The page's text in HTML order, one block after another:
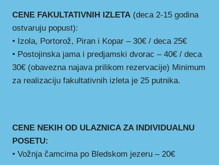
CENE FAKULTATIVNIH IZLETA (deca 2-15 godina
ostvaruju popust):
• Izola, Portorož, Piran i Kopar – 30€ / deca 25€
• Postojinska jama i predjamski dvorac – 40€ / deca
30€ (obavezna najava prilikom rezervacije) Minimum
za realizaciju fakultativnih izleta je 25 putnika.
CENE NEKIH OD ULAZNICA ZA INDIVIDUALNU
POSETU:
• Vožnja čamcima po Bledskom jezeru – 20€